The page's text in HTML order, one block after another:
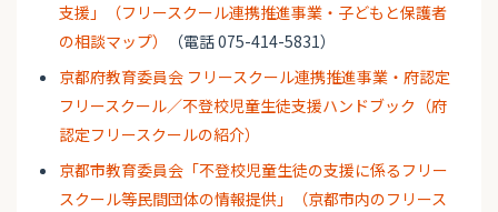
支援」（フリースクール連携推進事業・子どもと保護者
の相談マップ）
（電話 075-414-5831）
京都府教育委員会 フリースクール連携推進事業・府認定
フリースクール／不登校児童生徒支援ハンドブック（府
認定フリースクールの紹介）
京都市教育委員会「不登校児童生徒の支援に係るフリー
スクール等民間団体の情報提供」（京都市内のフリース